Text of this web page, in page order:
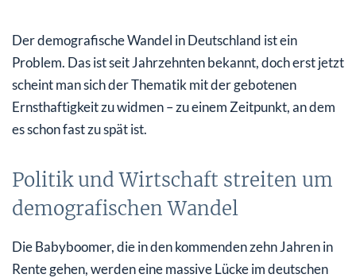
Wo die Politik eigentlich ansetzen müsste
Es braucht eine grundlegende Rentenreform
Zuwanderer werden abgeschreckt
Der demografische Wandel in Deutschland ist ein
Problem. Das ist seit Jahrzehnten bekannt, doch erst jetzt
scheint man sich der Thematik mit der gebotenen
Ernsthaftigkeit zu widmen – zu einem Zeitpunkt, an dem
es schon fast zu spät ist.
Politik und Wirtschaft streiten um
demografischen Wandel
Die Babyboomer, die in den kommenden zehn Jahren in
Rente gehen, werden eine massive Lücke im deutschen